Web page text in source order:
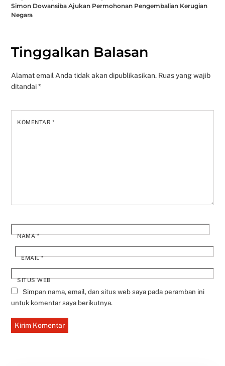
Simon Dowansiba Ajukan Permohonan Pengembalian Kerugian
Negara
Tinggalkan Balasan
Alamat email Anda tidak akan dipublikasikan. Ruas yang wajib
ditandai*
KOMENTAR*
NAMA*
EMAIL*
SITUS WEB
Simpan nama, email, dan situs web saya pada peramban ini
untuk komentar saya berikutnya.